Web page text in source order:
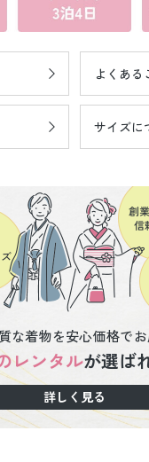
よくある
サイズに
な着物を安心価格で
レンタルが選ば
詳しく見る